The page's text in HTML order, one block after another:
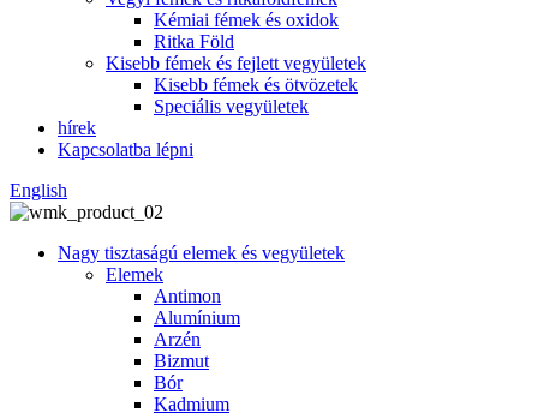
Kémiai fémek és oxidok
Ritka Föld
Kisebb fémek és fejlett vegyületek
Kisebb fémek és ötvözetek
Speciális vegyületek
hírek
Kapcsolatba lépni
English
Nagy tisztaságú elemek és vegyületek
Elemek
Antimon
Alumínium
Arzén
Bizmut
Bór
Kadmium